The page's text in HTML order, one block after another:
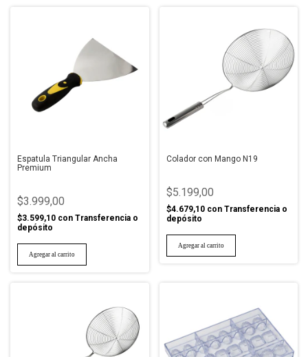
Espatula Triangular Ancha
Premium
$3.999,00
$3.599,10 con Transferencia o
depósito
Colador con Mango N19
$5.199,00
$4.679,10 con Transferencia o
depósito